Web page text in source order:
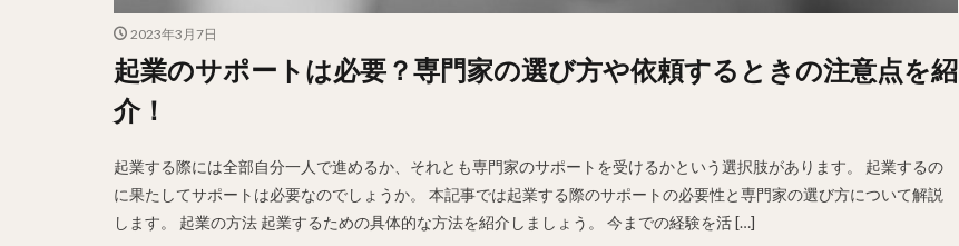
2023年3月7日
起業のサポートは必要？専門家の選び方や依頼するときの注意点を紹
介！
起業する際には全部自分一人で進めるか、それとも専門家のサポートを受けるかという選択肢があります。 起業するの
に果たしてサポートは必要なのでしょうか。 本記事では起業する際のサポートの必要性と専門家の選び方について解説
します。 起業の方法 起業するための具体的な方法を紹介しましょう。 今までの経験を活 […]